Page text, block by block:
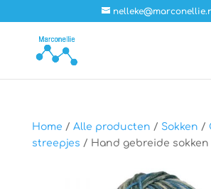
Home / Alle producten / Sokken /
streepjes / Hand gebreide sokken